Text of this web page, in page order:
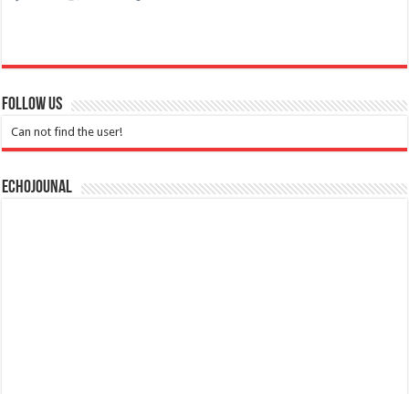
Follow Us
Can not find the user!
Echojounal